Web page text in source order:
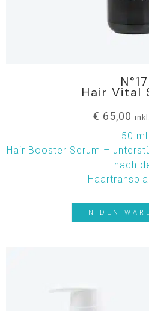
N°17
Hair Vital
€ 65,00
50 ml
Hair Booster Serum –
nach
IN DEN